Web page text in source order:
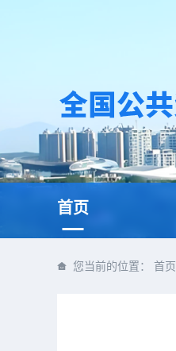
首页
您当前的位置： 首页